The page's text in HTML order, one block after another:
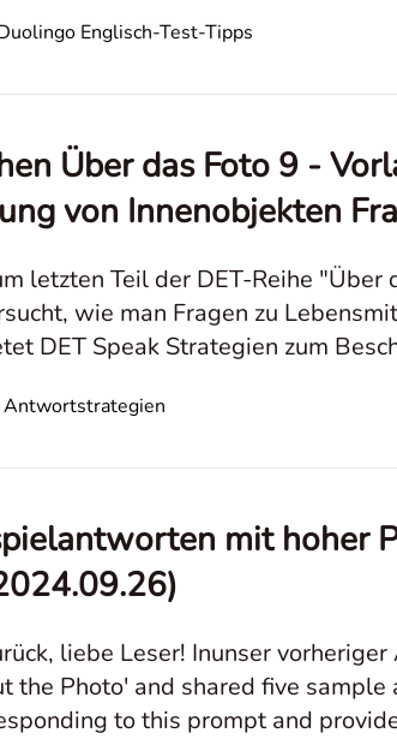
Englisch-Test-Tipps
Über das Foto 9 -
von Innenobjekten
letzten Teil der DET-Reihe
wie man Fragen zu
DET Speak Strategien zum
mit hoher
liebe Leser! Inunser
the Photo' and shared five
to this prompt and